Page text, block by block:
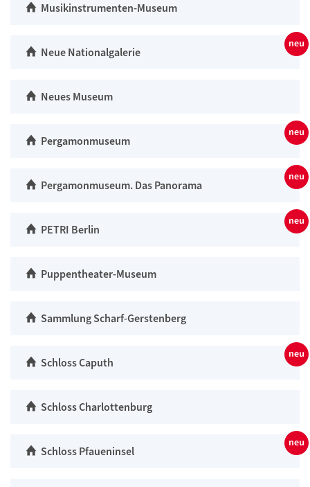
Musikinstrumenten-Museum
Neue Nationalgalerie
Neues Museum
Pergamonmuseum
Pergamonmuseum. Das Panorama
PETRI Berlin
Puppentheater-Museum
Sammlung Scharf-Gerstenberg
Schloss Caputh
Schloss Charlottenburg
Schloss Pfaueninsel